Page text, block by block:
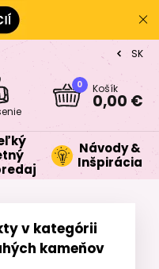
CZ
SK
0 Košík
0,00 €
Návody &
Inšpirácia
v kategórii
kameňov